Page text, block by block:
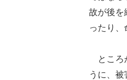
故が後を
ったり、
ところ
うに、